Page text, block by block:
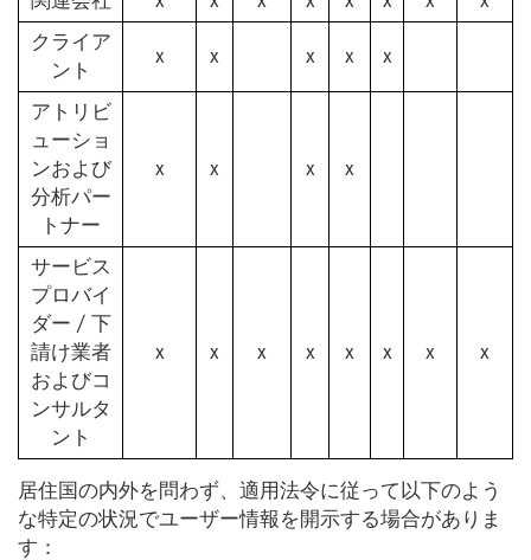
クライア
ント
x x x x x
アトリビ
ューショ
ンおよび
分析パー
トナー
x x x x
サービス
プロバイ
ダー / 下
請け業者
およびコ
ンサルタ
ント
x x x x x x x x
居住国の内外を問わず、適用法令に従って以下のよう
な特定の状況でユーザー情報を開示する場合がありま
す：